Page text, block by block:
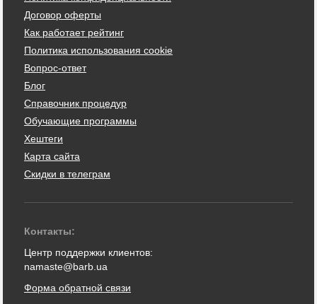
Договор оферты
Как работает рейтинг
Политика использования cookie
Вопрос-ответ
Блог
Справочник процедур
Обучающие программы
Хештеги
Карта сайта
Скидки в телеграм
Контакты:
Центр поддержки клиентов:
namaste@barb.ua
Форма обратной связи